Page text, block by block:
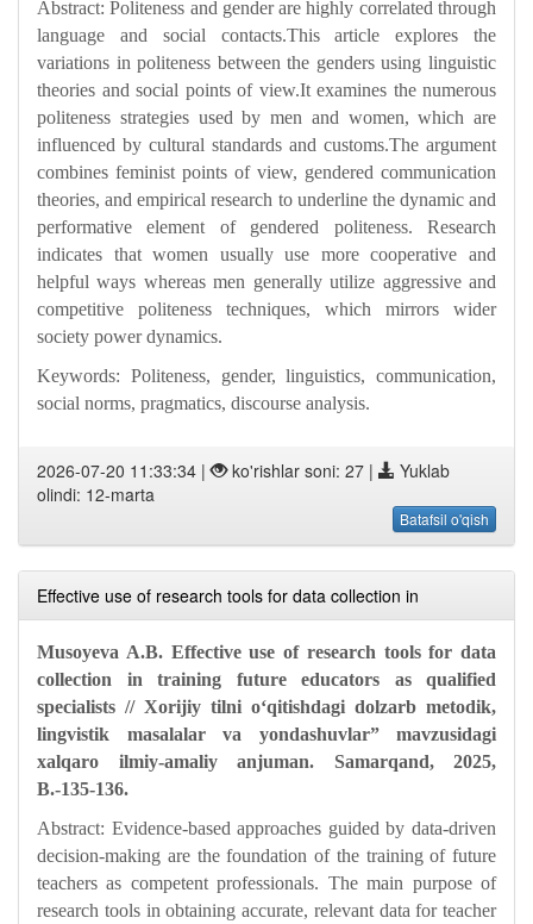
Abstract: Politeness and gender are highly correlated through
language and social contacts.This article explores the
variations in politeness between the genders using linguistic
theories and social points of view.It examines the numerous
politeness strategies used by men and women, which are
influenced by cultural standards and customs.The argument
combines feminist points of view, gendered communication
theories, and empirical research to underline the dynamic and
performative element of gendered politeness. Research
indicates that women usually use more cooperative and
helpful ways whereas men generally utilize aggressive and
competitive politeness techniques, which mirrors wider
society power dynamics.
Keywords: Politeness, gender, linguistics, communication,
social norms, pragmatics, discourse analysis.
2026-07-20 11:33:34 | ko'rishlar soni: 27 |
Yuklab
olindi: 12-marta
Batafsil o'qish
Effective use of research tools for data collection in
Musoyeva A.B. Effective use of research tools for data
collection in training future educators as qualified
specialists // Xorijiy tilni o‘qitishdagi dolzarb metodik,
lingvistik masalalar va yondashuvlar” mavzusidagi
xalqaro ilmiy-amaliy anjuman. Samarqand, 2025,
B.-135-136.
Abstract: Evidence-based approaches guided by data-driven
decision-making are the foundation of the training of future
teachers as competent professionals. The main purpose of
research tools in obtaining accurate, relevant data for teacher